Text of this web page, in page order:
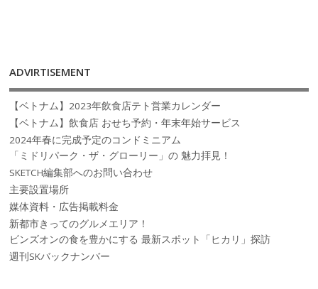
ADVIRTISEMENT
【ベトナム】2023年飲食店テト営業カレンダー
【ベトナム】飲食店 おせち予約・年末年始サービス
2024年春に完成予定のコンドミニアム
「ミドリパーク・ザ・グローリー」の 魅力拝見！
SKETCH編集部へのお問い合わせ
主要設置場所
媒体資料・広告掲載料金
新都市きってのグルメエリア！
ビンズオンの食を豊かにする 最新スポット「ヒカリ」探訪
週刊SKバックナンバー